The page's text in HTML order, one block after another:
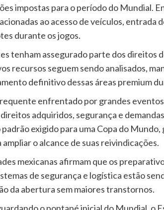
impostas para o período do Mundial.
ao acesso de veículos, entrada
durante os jogos.
tenham assegurado parte dos direitos
recursos seguem sendo analisados,
definitivo dessas áreas premium
enfrentado por grandes
adquiridos, segurança e
exigido para uma Copa do
o alcance de suas reivindicações.
mexicanas afirmam que os
de segurança e logística estão
da abertura sem maiores transtornos.